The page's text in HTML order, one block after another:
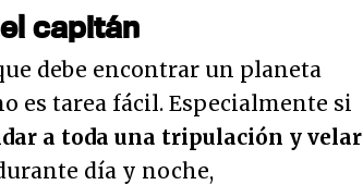
capitán
debe encontrar un planeta
es tarea fácil. Especialmente si
a toda una tripulación y velar
día y noche,